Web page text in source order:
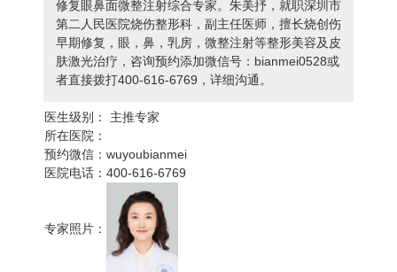
修复眼鼻面微整注射综合专家。朱美抒，就职深圳市
第二人民医院烧伤整形科，副主任医师，擅长烧创伤
早期修复，眼，鼻，乳房，微整注射等整形美容及皮
肤激光治疗，咨询预约添加微信号：bianmei0528或
者直接拨打400-616-6769，详细沟通。
医生级别：
主推专家
所在医院：
预约微信：wuyoubianmei
医院电话：400-616-6769
专家照片：